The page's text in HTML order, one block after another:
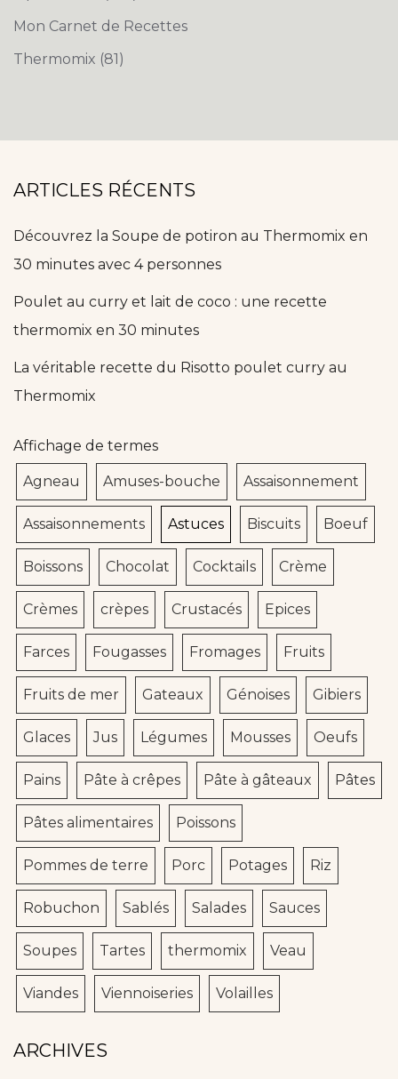
Mon Carnet de Recettes
Thermomix (81)
ARTICLES RÉCENTS
Découvrez la Soupe de potiron au Thermomix en
30 minutes avec 4 personnes
Poulet au curry et lait de coco : une recette
thermomix en 30 minutes
La véritable recette du Risotto poulet curry au
Thermomix
Affichage de termes
Agneau Amuses-bouche Assaisonnement
Assaisonnements Astuces Biscuits Boeuf
Boissons Chocolat Cocktails Crème
Crèmes crèpes Crustacés Epices
Farces Fougasses Fromages Fruits
Fruits de mer Gateaux Génoises Gibiers
Glaces Jus Légumes Mousses Oeufs
Pains Pâte à crêpes Pâte à gâteaux Pâtes
Pâtes alimentaires Poissons
Pommes de terre Porc Potages Riz
Robuchon Sablés Salades Sauces
Soupes Tartes thermomix Veau
Viandes Viennoiseries Volailles
ARCHIVES